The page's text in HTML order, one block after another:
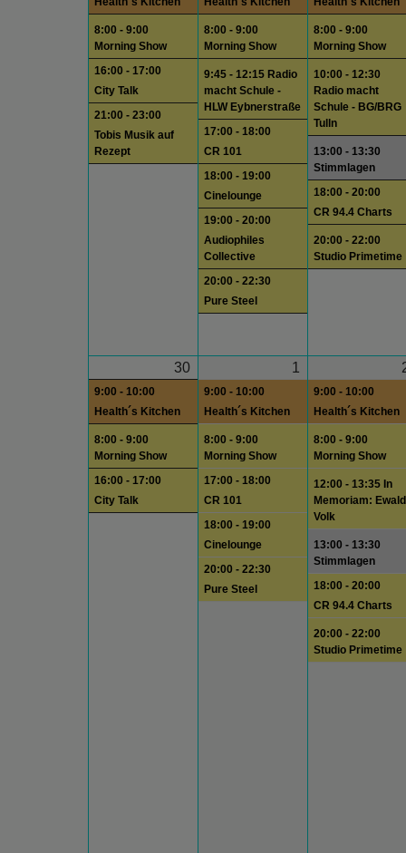
8:00 - 9:00
Morning Show
16:00 - 17:00
City Talk
21:00 - 23:00
Tobis Musik auf
Rezept
8:00 - 9:00
Morning Show
9:45 - 12:15 Radio
macht Schule -
HLW Eybnerstraße
17:00 - 18:00
CR 101
18:00 - 19:00
Cinelounge
19:00 - 20:00
Audiophiles
Collective
20:00 - 22:30
Pure Steel
8:00 - 9:00
Morning Show
10:00 - 12:30
Radio macht
Schule - BG/BRG
Tulln
13:00 - 13:30
Stimmlagen
18:00 - 20:00
CR 94.4 Charts
20:00 - 22:00
Studio Primetime
30
9:00 - 10:00
Health´s Kitchen
8:00 - 9:00
Morning Show
16:00 - 17:00
City Talk
1
9:00 - 10:00
Health´s Kitchen
8:00 - 9:00
Morning Show
17:00 - 18:00
CR 101
18:00 - 19:00
Cinelounge
20:00 - 22:30
Pure Steel
9:00 - 10:00
Health´s Kitchen
8:00 - 9:00
Morning Show
12:00 - 13:35 In
Memoriam: Ewald
Volk
13:00 - 13:30
Stimmlagen
18:00 - 20:00
CR 94.4 Charts
20:00 - 22:00
Studio Primetime